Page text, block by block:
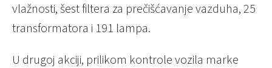
vlažnosti, šest filtera za prečišćavanje vazduha, 25
transformatora i 191 lampa.
U drugoj akciji, prilikom kontrole vozila marke